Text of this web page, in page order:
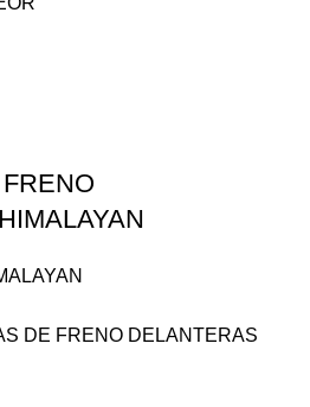
DE FRENO DELANTERAS